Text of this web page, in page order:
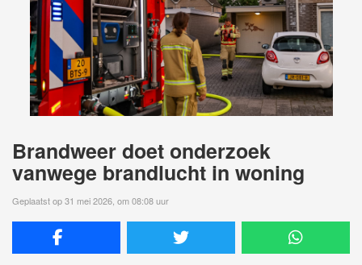
Brandweer doet onderzoek
vanwege brandlucht in woning
Geplaatst op 31 mei 2026, om 08:08 uur